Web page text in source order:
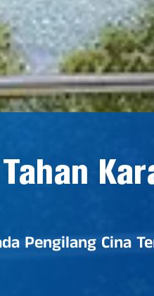
Pengilang Cina